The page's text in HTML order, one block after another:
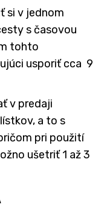
si v jednom
s časovou
tohto
usporiť cca 9
v predaji
a to s
pri použití
ušetriť 1 až 3